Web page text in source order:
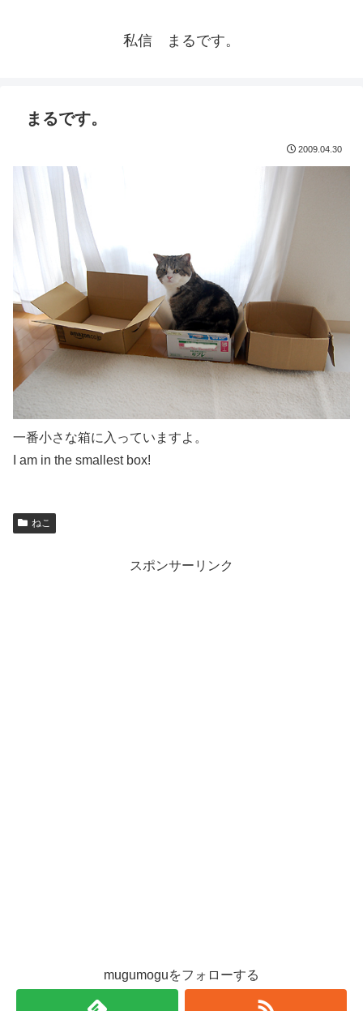
私信 まるです。
まるです。
2009.04.30
一番小さな箱に入っていますよ。
I am in the smallest box!
ねこ
スポンサーリンク
mugumoguをフォローする